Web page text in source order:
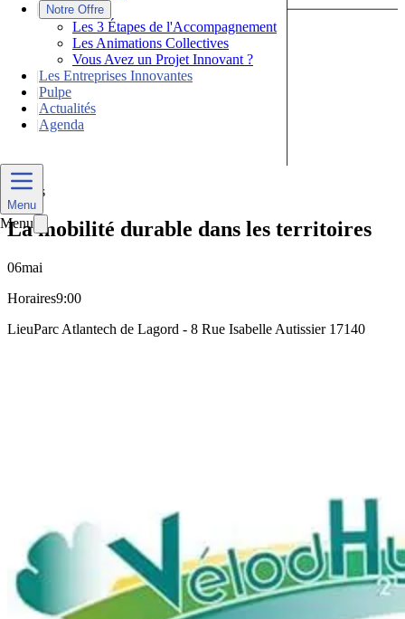
|
Notre Offre
Les 3 Étapes de l'Accompagnement
Les Animations Collectives
Vous Avez un Projet Innovant ?
|Les Entreprises Innovantes
|Pulpe
|Actualités
|Agenda
Menu
Menu
Divers
La mobilité durable dans les territoires
06mai
Horaires9:00
LieuParc Atlantech de Lagord - 8 Rue Isabelle Autissier 17140